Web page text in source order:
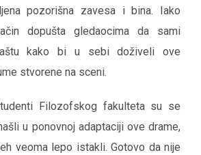
pozorišna zavesa i bina. Iako
dopušta gledaocima da sami
kako bi u sebi doživeli ove
stvorene na sceni.
Filozofskog fakulteta su se
u ponovnoj adaptaciji ove drame,
veoma lepo istakli. Gotovo da nije